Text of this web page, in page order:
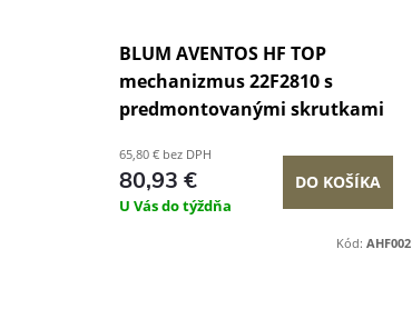
BLUM AVENTOS HF TOP
mechanizmus 22F2810 s
predmontovanými skrutkami
65,80 € bez DPH
80,93 €
U Vás do týždňa
DO KOŠÍKA
Kód: AHF002